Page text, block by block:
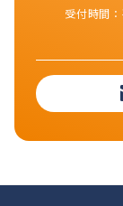
受付時間